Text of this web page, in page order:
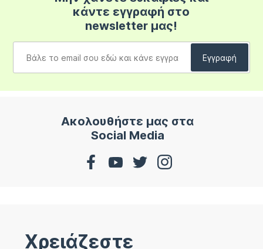
κάντε εγγραφή στο
newsletter μας!
Ακολουθήστε μας στα
Social Media
Χρειάζεστε